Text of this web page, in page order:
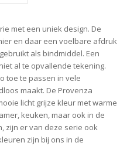
met een uniek design. De
en daar een voelbare afdruk
als bindmiddel. Een
al te opvallende tekening.
toe te passen in vele
maakt. De Provenza
licht grijze kleur met warme
keuken, maar ook in de
zijn er van deze serie ook
zijn bij ons in de